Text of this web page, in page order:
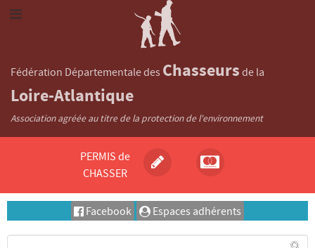
Fédération Départementale des Chasseurs de la
Loire-Atlantique
Association agréée au titre de la protection de l'environnement
PERMIS de
CHASSER
Facebook Espaces adhérents